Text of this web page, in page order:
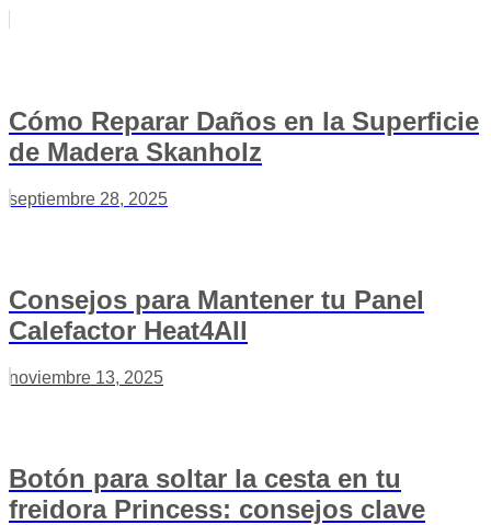
Cómo Reparar Daños en la Superficie
de Madera Skanholz
septiembre 28, 2025
Consejos para Mantener tu Panel
Calefactor Heat4All
noviembre 13, 2025
Botón para soltar la cesta en tu
freidora Princess: consejos clave